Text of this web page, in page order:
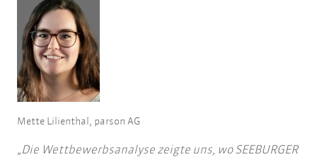
Mette Lilienthal, parson AG
Die Wettbewerbsanalyse zeigte uns, wo SEEBURGER